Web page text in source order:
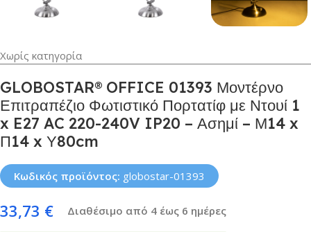
Χωρίς κατηγορία
GLOBOSTAR® OFFICE 01393 Μοντέρνο
Επιτραπέζιο Φωτιστικό Πορτατίφ με Ντουί 1
x E27 AC 220-240V IP20 – Ασημί – Μ14 x
Π14 x Υ80cm
Κωδικός προϊόντος: globostar-01393
33,73 € Διαθέσιμο από 4 έως 6 ημέρες